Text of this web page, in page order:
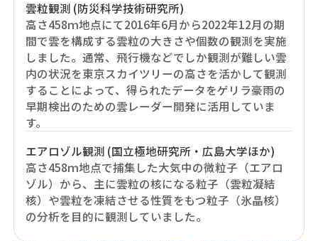
雲粒観測 (防災科学技術研究所)
高さ458ｍ地点にて2016年6月から2022年12月の期
間で雲を構成する雲粒の大きさや個数の観測を実施
しました。通常、飛行機などでしか観測が難しい雲
内の状況を東京スカイツリーの高さを活かして観測
することによって、得られたデータをゲリラ豪雨の
早期検出のための雲レーダー開発に活用していま
す。
エアロゾル観測 (国立極地研究所・広島大学ほか)
高さ458ｍ地点で捕集した大気中の微粒子（エアロ
ゾル）から、主に雲粒の核になる粒子（雲粒凝結
核）や雲粒を凍結させる性質をもつ粒子（氷晶核）
の分析を目的に観測していました。